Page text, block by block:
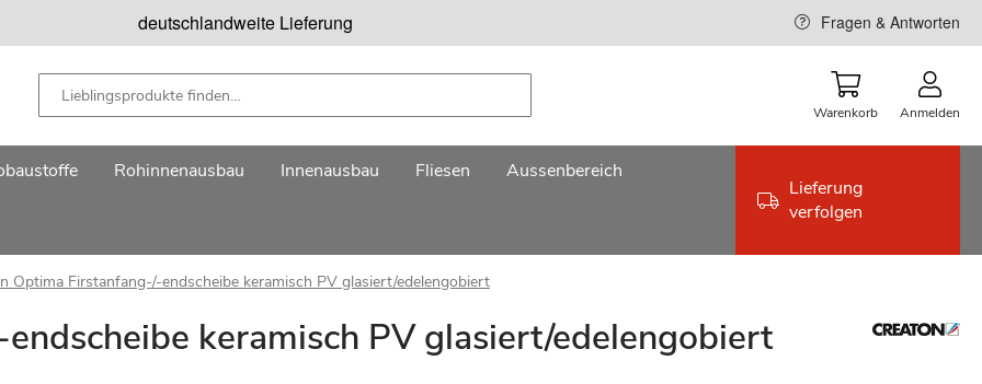
deutschlandweite Lieferung Fragen & Antworten
Warenkorb Anmelden
Rohinnenausbau Innenausbau Fliesen Aussenbereich
Lieferung
verfolgen
Optima Firstanfang-/-endscheibe keramisch PV glasiert/edelengobiert
keramisch PV glasiert/edelengobiert